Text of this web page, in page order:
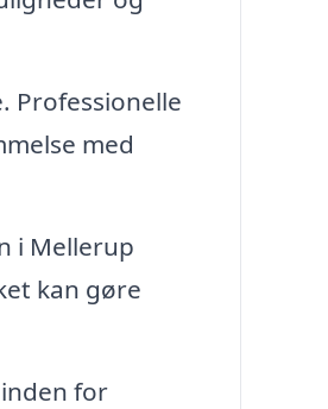
Professionelle
med
i Mellerup
kan gøre
for